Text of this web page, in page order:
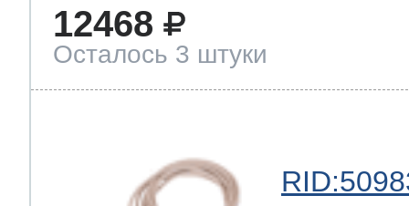
12468
Осталось 3 штуки